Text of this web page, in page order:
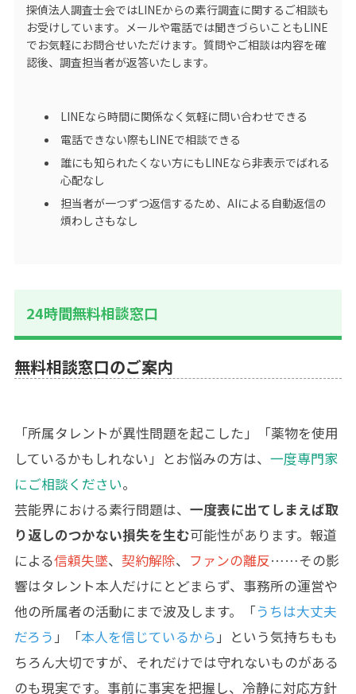
探偵法人調査士会ではLINEからの素行調査に関するご相談も
お受けしています。メールや電話では聞きづらいこともLINE
でお気軽にお問合せいただけます。質問やご相談は内容を確
認後、調査担当者が返答いたします。
LINEなら時間に関係なく気軽に問い合わせできる
電話できない際もLINEで相談できる
誰にも知られたくない方にもLINEなら非表示でばれる
心配なし
担当者が一つずつ返信するため、AIによる自動返信の
煩わしさもなし
24時間無料相談窓口
無料相談窓口のご案内
「所属タレントが異性問題を起こした」「薬物を使用
しているかもしれない」とお悩みの方は、 一度専門家
にご相談ください。
芸能界における素行問題は、 一度表に出てしまえば取
り返しのつかない損失を生む可能性があります。報道
による信頼失墜、 契約解除、 ファンの離反……その影
響はタレント本人だけにとどまらず、事務所の運営や
他の所属者の活動にまで波及します。「うちは大丈夫
だろう」「本人を信じているから」という気持ちもも
ちろん大切ですが、それだけでは守れないものがある
のも現実です。事前に事実を把握し、冷静に対応方針